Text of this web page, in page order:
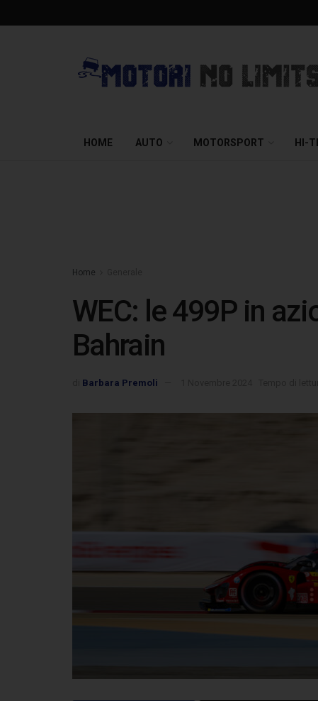
HOME AUTO MOTORSPORT HI-
Home
WEC: le 499P in
Bahrain
Barbara Premoli